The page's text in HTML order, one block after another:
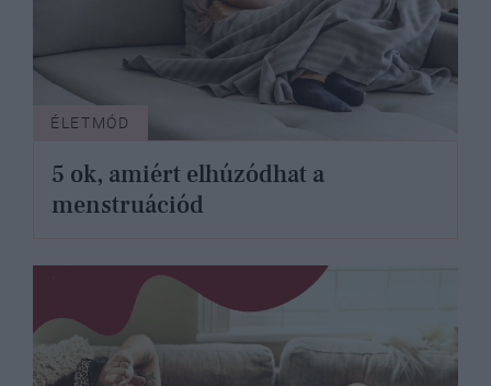
ÉLETMÓD
5 ok, amiért elhúzódhat a
menstruációd